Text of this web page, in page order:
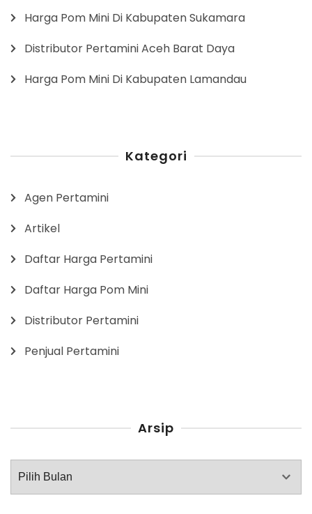
Harga Pom Mini Di Kabupaten Sukamara
Distributor Pertamini Aceh Barat Daya
Harga Pom Mini Di Kabupaten Lamandau
Kategori
Agen Pertamini
Artikel
Daftar Harga Pertamini
Daftar Harga Pom Mini
Distributor Pertamini
Penjual Pertamini
Arsip
Arsip